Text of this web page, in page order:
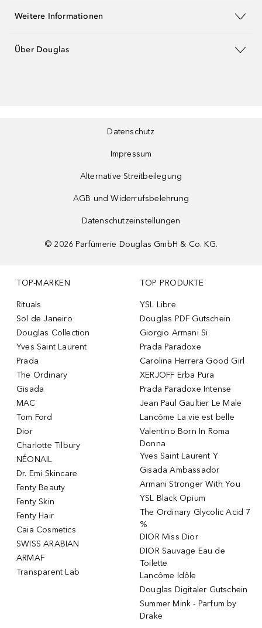
Weitere Informationen
Über Douglas
Datenschutz
Impressum
Alternative Streitbeilegung
AGB und Widerrufsbelehrung
Datenschutzeinstellungen
© 2026 Parfümerie Douglas GmbH & Co. KG.
TOP-MARKEN
Rituals
Sol de Janeiro
Douglas Collection
Yves Saint Laurent
Prada
The Ordinary
Gisada
MAC
Tom Ford
Dior
Charlotte Tilbury
NÉONAIL
Dr. Emi Skincare
Fenty Beauty
Fenty Skin
Fenty Hair
Caia Cosmetics
SWISS ARABIAN
ARMAF
Transparent Lab
TOP PRODUKTE
YSL Libre
Douglas PDF Gutschein
Giorgio Armani Si
Prada Paradoxe
Carolina Herrera Good Girl
XERJOFF Erba Pura
Prada Paradoxe Intense
Jean Paul Gaultier Le Male
Lancôme La vie est belle
Valentino Born In Roma
Donna
Yves Saint Laurent Y
Gisada Ambassador
Armani Stronger With You
YSL Black Opium
The Ordinary Glycolic Acid 7
%
DIOR Miss Dior
DIOR Sauvage Eau de
Toilette
Lancôme Idôle
Douglas Digitaler Gutschein
Summer Mink - Parfum by
Drake